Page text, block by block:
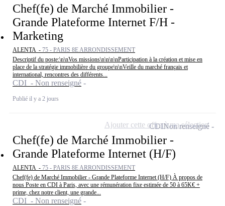
Chef(fe) de Marché Immobilier -
Grande Plateforme Internet F/H -
Marketing
ALENTA - 75 - PARIS 8E ARRONDISSEMENT
Descriptif du poste:\n\nVos missions\n\n\n\nParticipation à la création et mise en
place de la stratégie immobilière du groupe\n\nVeille du marché français et
international, rencontres des différents...
CDI - Non renseigné
Publié il y a 2 jours
Chef(fe) de Marché Immobilier -
Grande Plateforme Internet (H/F)
ALENTA - 75 - PARIS 8E ARRONDISSEMENT
Chef(fe) de Marché Immobilier - Grande Plateforme Internet (H/F) À propos de
nous Poste en CDI à Paris, avec une rémunération fixe estimée de 50 à 65K€ +
prime, chez notre client, une grande...
CDI - Non renseigné
CDINon renseigné
Ajouter cette offre à ma sélection